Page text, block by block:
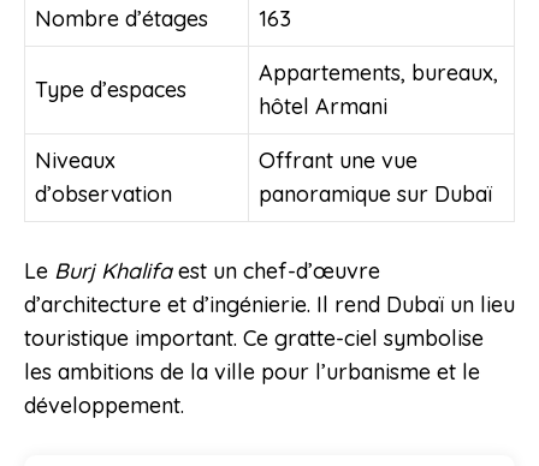
Nombre d’étages
163
Type d’espaces
Appartements, bureaux,
hôtel Armani
Niveaux
d’observation
Offrant une vue
panoramique sur Dubaï
Le Burj Khalifaest un chef-d’œuvre
d’architecture et d’ingénierie. Il rend Dubaï un lieu
touristique important. Ce gratte-ciel symbolise
les ambitions de la ville pour l’urbanisme et le
développement.